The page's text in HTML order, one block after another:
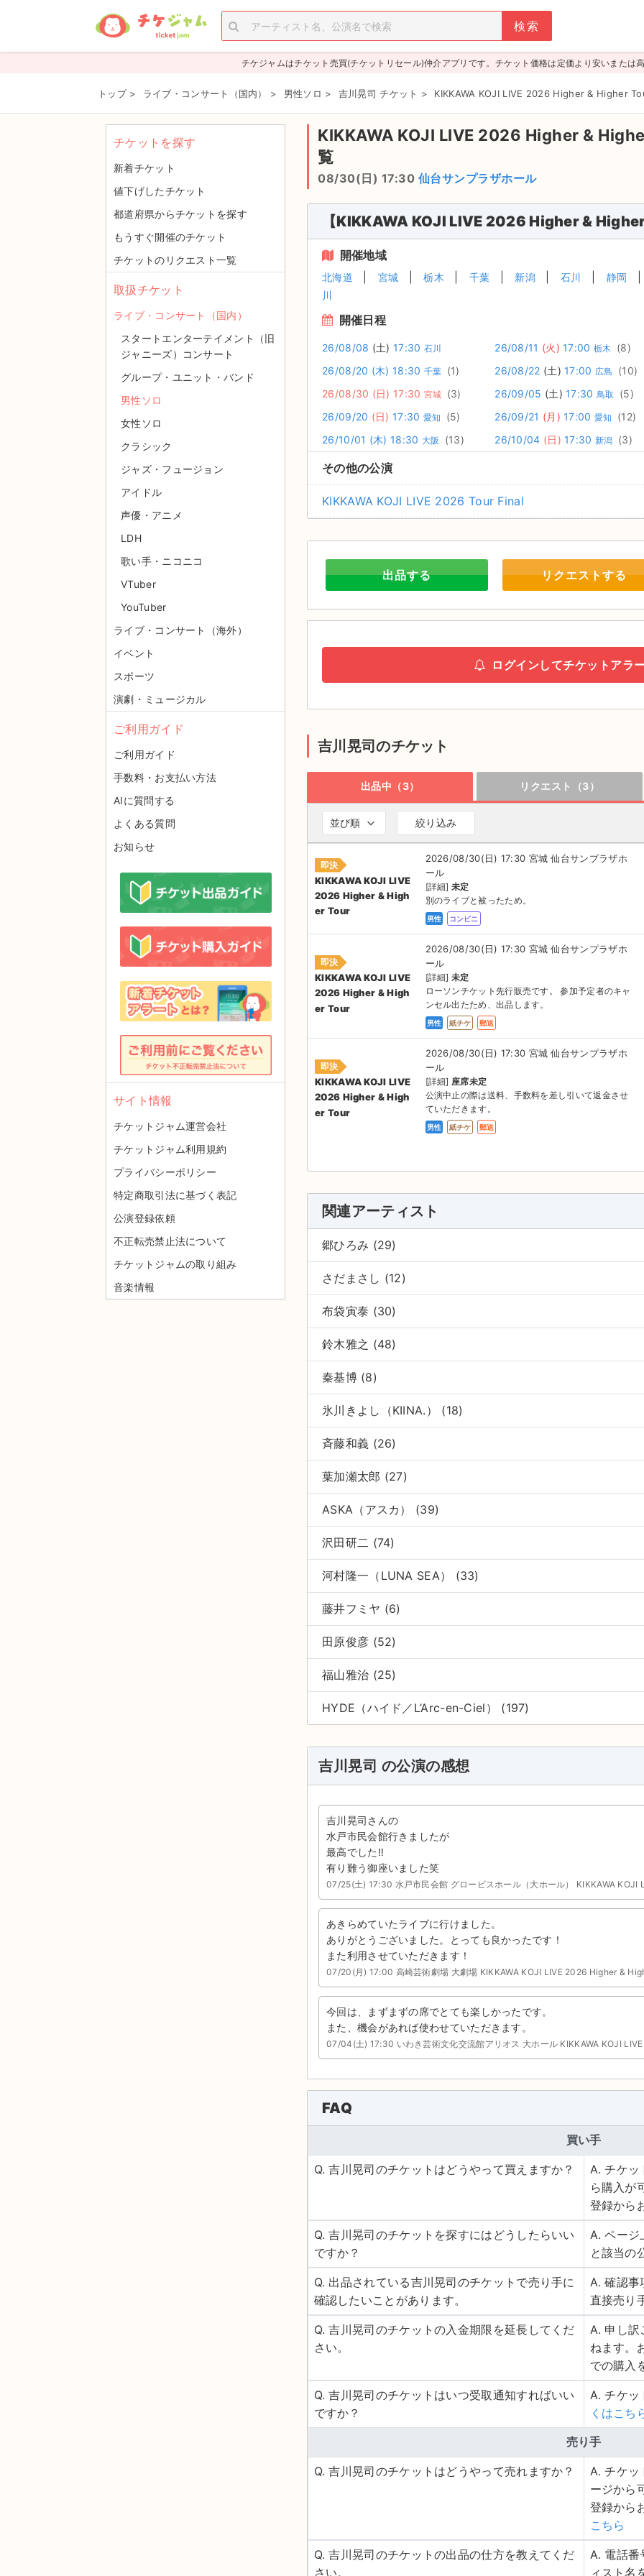
チケジャムはチケット売買(チケットリセール)仲介アプリです。チケット価格は定価より安いまたは
トップ > ライブ・コンサート（国内） > 男性ソロ > 吉川晃司 チケット > KIKKAWA KOJI LIVE 2026 Higher & Higher
KIKKAWA KOJI LIVE 2026 Higher &
覧
08/30(日) 17:30 仙台サンプラザホール
【KIKKAWA KOJI LIVE 2026 Higher &
開催地域
北海道 宮城 栃木 千葉 新潟 石川 静岡
川
開催日程
26/08/08 (土) 17:30 石川 26/08/11 (火) 17:00 栃木 (8)
26/08/20 (木) 18:30 千葉 (1) 26/08/22 (土) 17:00 広島 (10)
26/08/30 (日) 17:30 宮城 (3) 26/09/05 (土) 17:30 鳥取 (5)
26/09/20 (日) 17:30 愛知 (5) 26/09/21 (月) 17:00 愛知 (12)
26/10/01 (木) 18:30 大阪 (13) 26/10/04 (日) 17:30 新潟 (3)
その他の公演
KIKKAWA KOJI LIVE 2026 Tour Final
出品する リクエストする
ログインしてチケットアラ
吉川晃司のチケット
出品中（3） リクエスト（3）
並び順 絞り込み
即決
KIKKAWA KOJI LIVE
2026 Higher & High
er Tour
2026/08/30(日) 17:30 宮城 仙台サンプラザホ
ール
[詳細]未定
別のライブと被ったため。
男性 コンビニ
即決
KIKKAWA KOJI LIVE
2026 Higher & High
er Tour
2026/08/30(日) 17:30 宮城 仙台サンプラザホ
ール
[詳細]未定
ローソンチケット先行販売です。 参加予定者のキャ
ンセル出たため、出品します。
男性 紙チケ 郵送
即決
KIKKAWA KOJI LIVE
2026 Higher & High
er Tour
2026/08/30(日) 17:30 宮城 仙台サンプラザホ
ール
[詳細] 座席未定
公演中止の際は送料、手数料を差し引いて返金させ
ていただきます。
男性 紙チケ 郵送
関連アーティスト
郷ひろみ (29)
さだまさし (12)
布袋寅泰 (30)
鈴木雅之 (48)
秦基博 (8)
氷川きよし（KIINA.） (18)
斉藤和義 (26)
葉加瀬太郎 (27)
ASKA（アスカ） (39)
沢田研二 (74)
河村隆一（LUNA SEA） (33)
藤井フミヤ (6)
田原俊彦 (52)
福山雅治 (25)
HYDE（ハイド／L’Arc-en-Ciel） (197)
吉川晃司 の公演の感想
吉川晃司さんの
水戸市民会館行きましたが
最高でした‼️
有り難う御座いました笑
07/25(土) 17:30 水戸市民会館 グロービスホール（大ホール） KIKKAWA
あきらめていたライブに行けました。
ありがとうございました。とっても良かったです！
また利用させていただきます！
07/20(月) 17:00 高崎芸術劇場 大劇場 KIKKAWA KOJI LIVE 2026 Higher &
今回は、まずまずの席でとても楽しかったです。
また、機会があれば使わせていただきます。
07/04(土) 17:30 いわき芸術文化交流館アリオス 大ホール KIKKAWA KOJI
FAQ
買い手
Q. 吉川晃司のチケットはどうやって買えますか？
A. チケッ
ら購入が
登録から
Q. 吉川晃司のチケットを探すにはどうしたらいい
ですか？
A. ページ
と該当の
Q. 出品されている吉川晃司のチケットで売り手に
確認したいことがあります。
A. 確認事
直接売り
Q. 吉川晃司のチケットの入金期限を延長してくだ
さい。
A. 申し訳
ねます。
での購入
Q. 吉川晃司のチケットはいつ受取通知すればいい
ですか？
A. チケッ
くはこち
売り手
Q. 吉川晃司のチケットはどうやって売れますか？
A. チケッ
ージから
登録から
こちら
Q. 吉川晃司のチケットの出品の仕方を教えてくだ
さい。
A. 電話番
ィスト名
チケットを探す
新着チケット
値下げしたチケット
都道府県からチケットを探す
もうすぐ開催のチケット
チケットのリクエスト一覧
取扱チケット
ライブ・コンサート（国内）
スタートエンターテイメント（旧
ジャニーズ）コンサート
グループ・ユニット・バンド
男性ソロ
女性ソロ
クラシック
ジャズ・フュージョン
アイドル
声優・アニメ
LDH
歌い手・ニコニコ
VTuber
YouTuber
ライブ・コンサート（海外）
イベント
スポーツ
演劇・ミュージカル
ご利用ガイド
ご利用ガイド
手数料・お支払い方法
AIに質問する
よくある質問
お知らせ
サイト情報
チケットジャム運営会社
チケットジャム利用規約
プライバシーポリシー
特定商取引法に基づく表記
公演登録依頼
不正転売禁止法について
チケットジャムの取り組み
音楽情報